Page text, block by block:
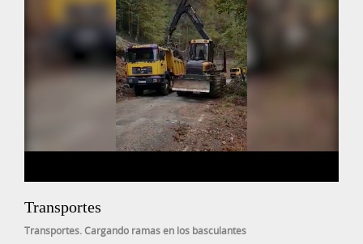
Transportes
Transportes. Cargando ramas en los basculantes